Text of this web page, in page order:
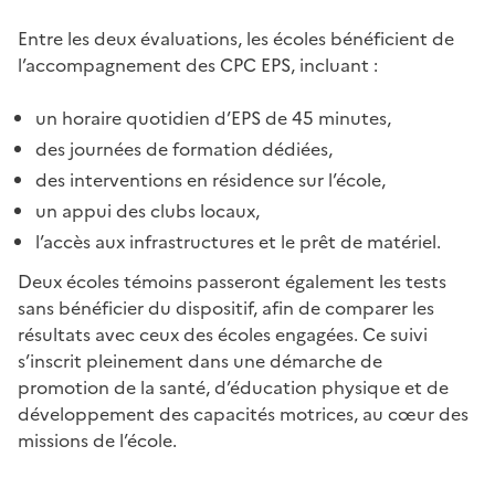
Entre les deux évaluations, les écoles bénéficient de
l’accompagnement des CPC EPS, incluant :
un horaire quotidien d’EPS de 45 minutes,
des journées de formation dédiées,
des interventions en résidence sur l’école,
un appui des clubs locaux,
l’accès aux infrastructures et le prêt de matériel.
Deux écoles témoins passeront également les tests
sans bénéficier du dispositif, afin de comparer les
résultats avec ceux des écoles engagées. Ce suivi
s’inscrit pleinement dans une démarche de
promotion de la santé, d’éducation physique et de
développement des capacités motrices, au cœur des
missions de l’école.